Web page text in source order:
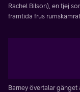
Rachel Bilson), en tjej
framtida frus rumskamrat.
Barney övertalar